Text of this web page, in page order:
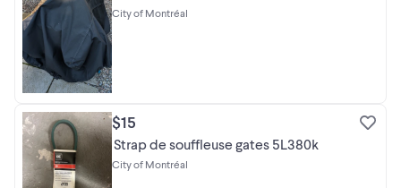
City of Montréal
$15
Strap de souffleuse gates 5L380k
City of Montréal